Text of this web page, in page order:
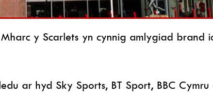
y Scarlets yn cynnig amlygiad
ar hyd Sky Sports, BT Sport, BBC